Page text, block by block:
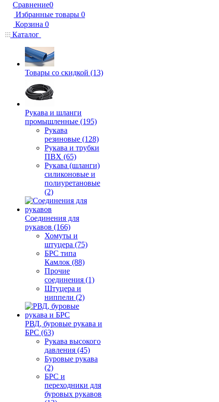
Сравнение0
Избранные товары 0
Корзина 0
Каталог
Товары со скидкой (13)
Рукава и шланги
промышленные (195)
Рукава
резиновые (128)
Рукава и трубки
ПВХ (65)
Рукава (шланги)
силиконовые и
полиуретановые
(2)
Соединения для
рукавов (166)
Хомуты и
штуцера (75)
БРС типа
Камлок (88)
Прочие
соединения (1)
Штуцера и
ниппели (2)
РВД, буровые рукава и
БРС (63)
Рукава высокого
давления (45)
Буровые рукава
(2)
БРС и
переходники для
буровых рукавов